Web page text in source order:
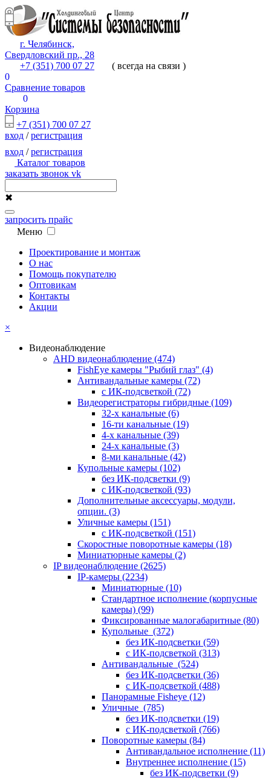
г. Челябинск,
Свердловский пр., 28
+7 (351) 700 07 27
( всегда на связи )
0
Сравнение товаров
0
Корзина
+7 (351) 700 07 27
вход /регистрация
вход /регистрация
Каталог товаров
заказать звонок vk
✖
запросить прайс
Меню
Проектирование и монтаж
О нас
Помощь покупателю
Оптовикам
Контакты
Акции
×
Видеонаблюдение
AHD видеонаблюдение (474)
FishEye камеры "Рыбий глаз" (4)
Антивандальные камеры (72)
с ИК-подсветкой (72)
Видеорегистраторы гибридные (109)
32-х канальные (6)
16-ти канальные (19)
4-х канальные (39)
24-х канальные (3)
8-ми канальные (42)
Купольные камеры (102)
без ИК-подсветки (9)
с ИК-подсветкой (93)
Дополнительные аксессуары, модули,
опции. (3)
Уличные камеры (151)
с ИК-подсветкой (151)
Скоростные поворотные камеры (18)
Миниатюрные камеры (2)
IP видеонаблюдение (2625)
IP-камеры (2234)
Миниатюрные (10)
Стандартное исполнение (корпусные
камеры) (99)
Фиксированные малогабаритные (80)
Купольные (372)
без ИК-подсветки (59)
с ИК-подсветкой (313)
Антивандальные (524)
без ИК-подсветки (36)
с ИК-подсветкой (488)
Панорамные Fisheye (12)
Уличные (785)
без ИК-подсветки (19)
с ИК-подсветкой (766)
Поворотные камеры (84)
Антивандальное исполнение (11)
Внутреннее исполнение (15)
без ИК-подсветки (9)